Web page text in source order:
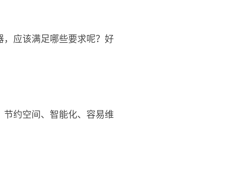
应该满足哪些要求呢？好
约空间、智能化、容易维